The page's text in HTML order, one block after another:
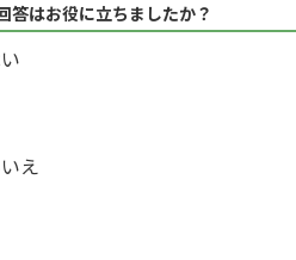
答はお役に立ちましたか？
え